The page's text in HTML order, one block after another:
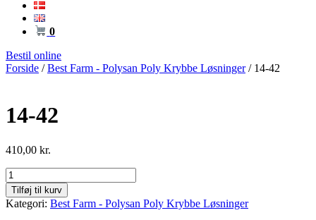
0
Bestil online
Forside /Best Farm - Polysan Poly Krybbe Løsninger/ 14-42
14-42
410,00 kr.
14-
42
antal
Tilføj til kurv
Kategori: Best Farm - Polysan Poly Krybbe Løsninger